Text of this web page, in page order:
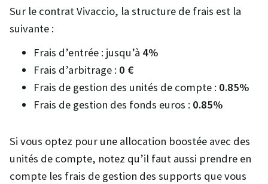
Sur le contrat Vivaccio, la structure de frais est la
suivante :
Frais d’entrée : jusqu’à 4%
Frais d’arbitrage : 0 €
Frais de gestion des unités de compte : 0.85%
Frais de gestion des fonds euros : 0.85%
Si vous optez pour une allocation boostée avec des
unités de compte, notez qu’il faut aussi prendre en
compte les frais de gestion des supports que vous